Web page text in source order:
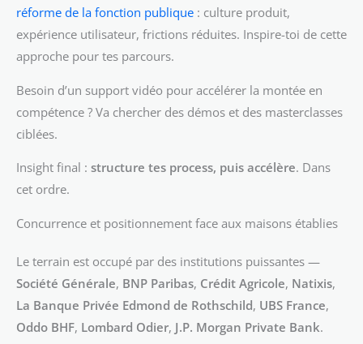
réforme de la fonction publique : culture produit,
expérience utilisateur, frictions réduites. Inspire-toi de cette
approche pour tes parcours.
Besoin d’un support vidéo pour accélérer la montée en
compétence ? Va chercher des démos et des masterclasses
ciblées.
Insight final : structure tes process, puis accélère. Dans
cet ordre.
Concurrence et positionnement face aux maisons établies
Le terrain est occupé par des institutions puissantes —
Société Générale, BNP Paribas, Crédit Agricole, Natixis,
La Banque Privée Edmond de Rothschild, UBS France,
Oddo BHF, Lombard Odier, J.P. Morgan Private Bank.